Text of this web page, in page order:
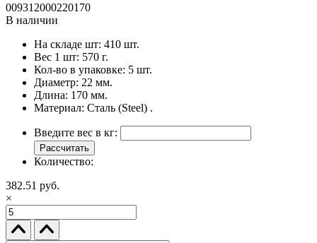
009312000220170
В наличии
На складе шт: 410 шт.
Вес 1 шт: 570 г.
Кол-во в упаковке: 5 шт.
Диаметр: 22 мм.
Длина: 170 мм.
Материал: Сталь (Steel) .
Введите вес в кг:
Рассчитать
Количество:
382.51 руб.
×